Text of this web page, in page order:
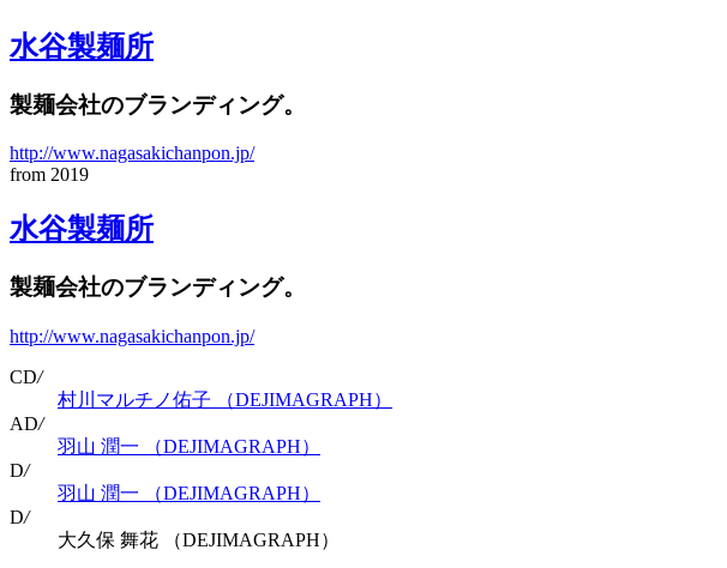
水谷製麺所
製麺会社のブランディング。
http://www.nagasakichanpon.jp/
from 2019
水谷製麺所
製麺会社のブランディング。
http://www.nagasakichanpon.jp/
CD/
村川マルチノ佑子 （DEJIMAGRAPH）
AD/
羽山 潤一 （DEJIMAGRAPH）
D/
羽山 潤一 （DEJIMAGRAPH）
D/
大久保 舞花 （DEJIMAGRAPH）